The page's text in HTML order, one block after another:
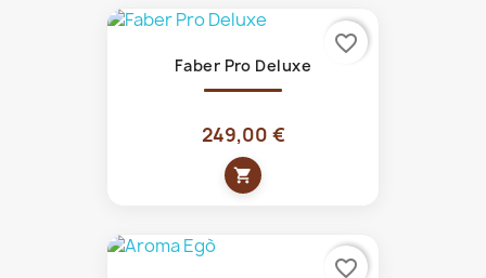
Faber Pro Deluxe
249,00 €
shopping_cart
favorite_border
favorite_border